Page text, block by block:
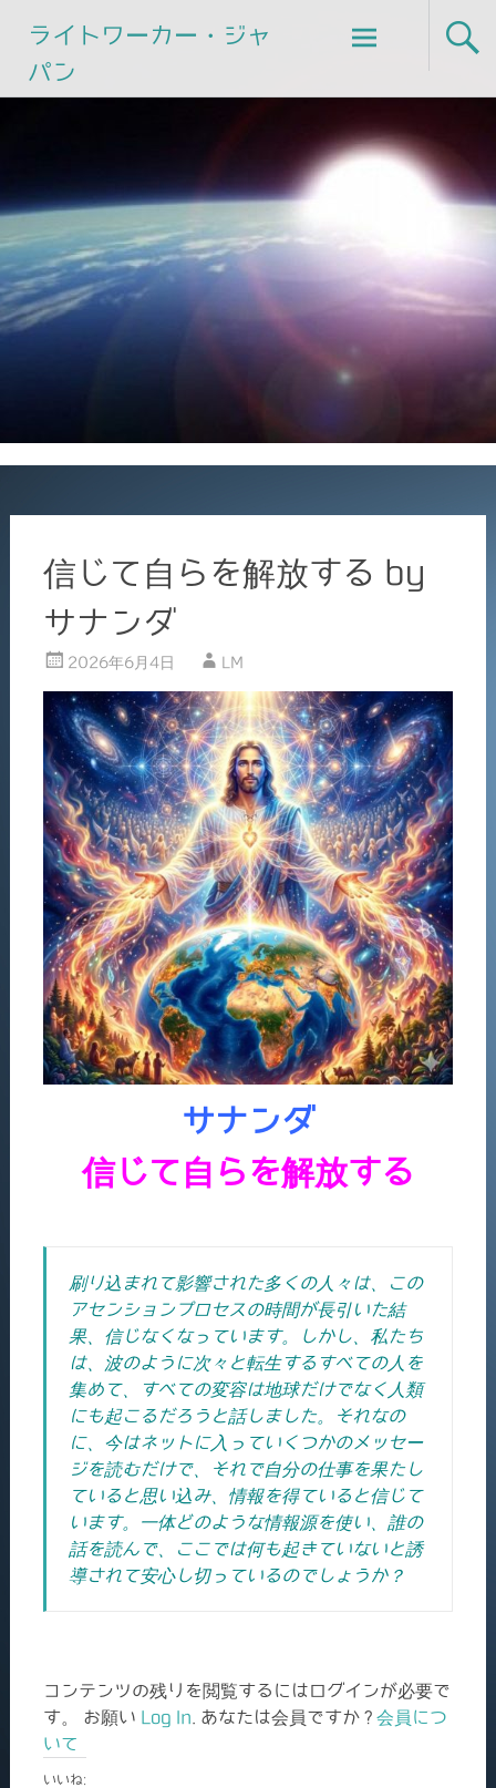
ライトワーカー・ジャ
パン
Skip
to
信じて自らを解放する by
サナンダ
2026年6月4日 LM
サナンダ
信じて自らを解放する
刷り込まれて影響された多くの人々は、この
アセンションプロセスの時間が長引いた結
果、信じなくなっています。しかし、 私たち
は、波のように次々と転生するすべての人を
集めて、すべての変容は地球だけでなく人類
にも起こるだろうと話しました。それなの
に、今はネットに入っていくつかのメッセー
ジを読むだけで、それで自分の仕事を果たし
ていると思い込み、情報を得ていると信じて
います。一体どのような情報源を使い、誰の
話を読んで、ここでは何も起きていないと誘
導されて安心し切っているのでしょうか？
コンテンツの残りを閲覧するにはログインが必要で
す。 お願い Log In . あなたは会員ですか ? 会員につ
いて
いいね: